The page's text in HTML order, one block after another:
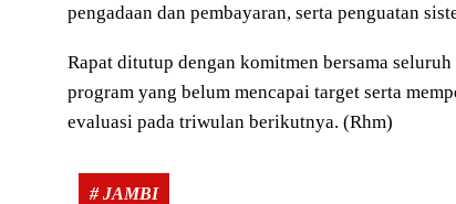
pengadaan dan pembayaran, serta penguatan
Rapat ditutup dengan komitmen bersama
program yang belum mencapai target serta
evaluasi pada triwulan berikutnya. (Rhm)
# JAMBI